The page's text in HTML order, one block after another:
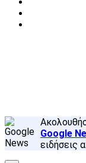
Google
ειδήσεις